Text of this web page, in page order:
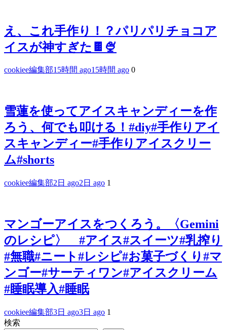
え、これ手作り！？パリパリチョコア
イスが神すぎた🍫🍨
cookiee編集部15時間 ago15時間 ago 0
雪蓮を使ってアイスキャンディーを作
ろう、何でも叩ける！#diy#手作りアイ
スキャンディー#手作りアイスクリー
ム#shorts
cookiee編集部2日 ago2日 ago 1
マンゴーアイスをつくろう。〈Gemini
のレシピ〉 #アイス#スイーツ#乳搾り
#無職#ニート#レシピ#お菓子づくり#マ
ンゴー#サーティワン#アイスクリーム
#睡眠導入#睡眠
cookiee編集部3日 ago3日 ago 1
検索